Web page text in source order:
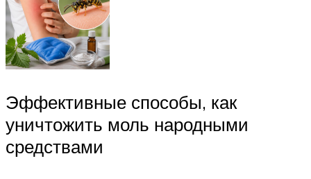
Эффективные способы, как
уничтожить моль народными
средствами